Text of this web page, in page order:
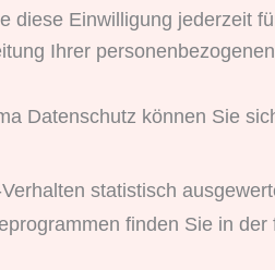
diese Einwilligung jederzeit
Ihrer
Datenschutz können Sie
statistisch
finden Sie in